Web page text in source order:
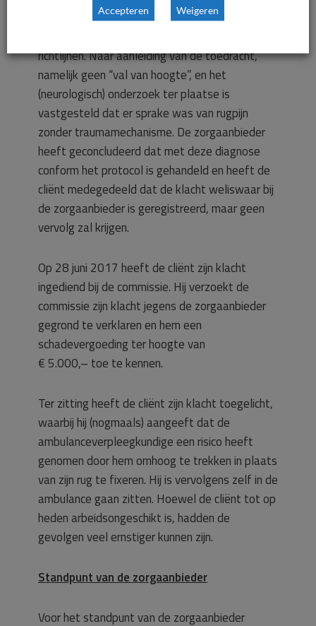
van de ambulanceverpleegkundige is getoetst
richtlijnen. Naar aanleiding van de toedracht,
namelijk geen “val van hoogte”, en het
(neurologisch) onderzoek ter plaatse is
vastgesteld dat er sprake was van rugpijn
zonder traumamechanisme. De zorgaanbieder
heeft geconcludeerd dat met deze diagnose
conform het protocol is gehandeld en heeft de
cliënt medegedeeld dat de klacht weliswaar bij
de zorgaanbieder is geregistreerd, maar geen
vervolg zal krijgen.
Op 28 juni 2017 heeft de cliënt zijn klacht
ingediend bij de commissie. Hij verzoekt de
commissie zijn klacht jegens de zorgaanbieder
gegrond te verklaren en hem een
schadevergoeding ter hoogte van
€ 5.000,– toe te kennen.
Ter zitting heeft de cliënt zijn klacht toegelicht,
waarbij hij (nogmaals) aangeeft dat de
ambulanceverpleegkundige een risico heeft
genomen door hem omhoog te trekken in plaats
van zijn rug te fixeren. Hij is vervolgens zelf in de
ambulance gaan zitten. Hoewel de cliënt tot op
heden arbeidsongeschikt is, hadden de
gevolgen veel ernstiger kunnen zijn.
Standpunt van de zorgaanbieder
Voor het standpunt van de zorgaanbieder
Accepteren Weigeren